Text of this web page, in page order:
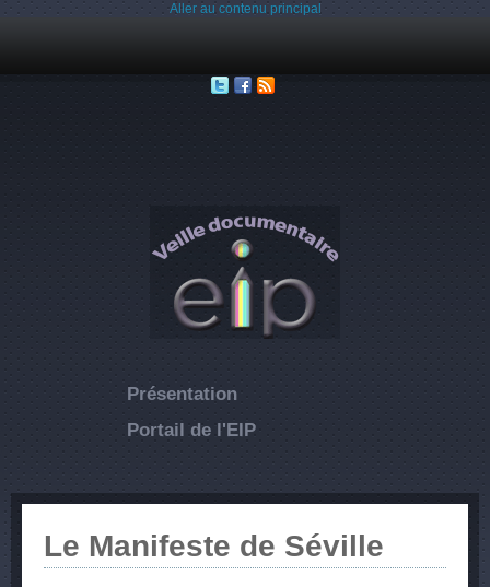
Aller au contenu principal
Présentation
Portail de l'EIP
Le Manifeste de Séville